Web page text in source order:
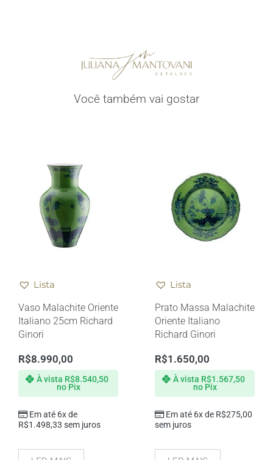
Você também vai gostar
Lista
Vaso Malachite Oriente
Italiano 25cm Richard
Ginori
R$8.990,00
Em até 6x de
R$1.498,33 sem juros
À vista R$8.540,50
no Pix
Lista
Prato Massa Malachite
Oriente Italiano
Richard Ginori
R$1.650,00
Em até 6x de R$275,00
sem juros
À vista R$1.567,50
no Pix